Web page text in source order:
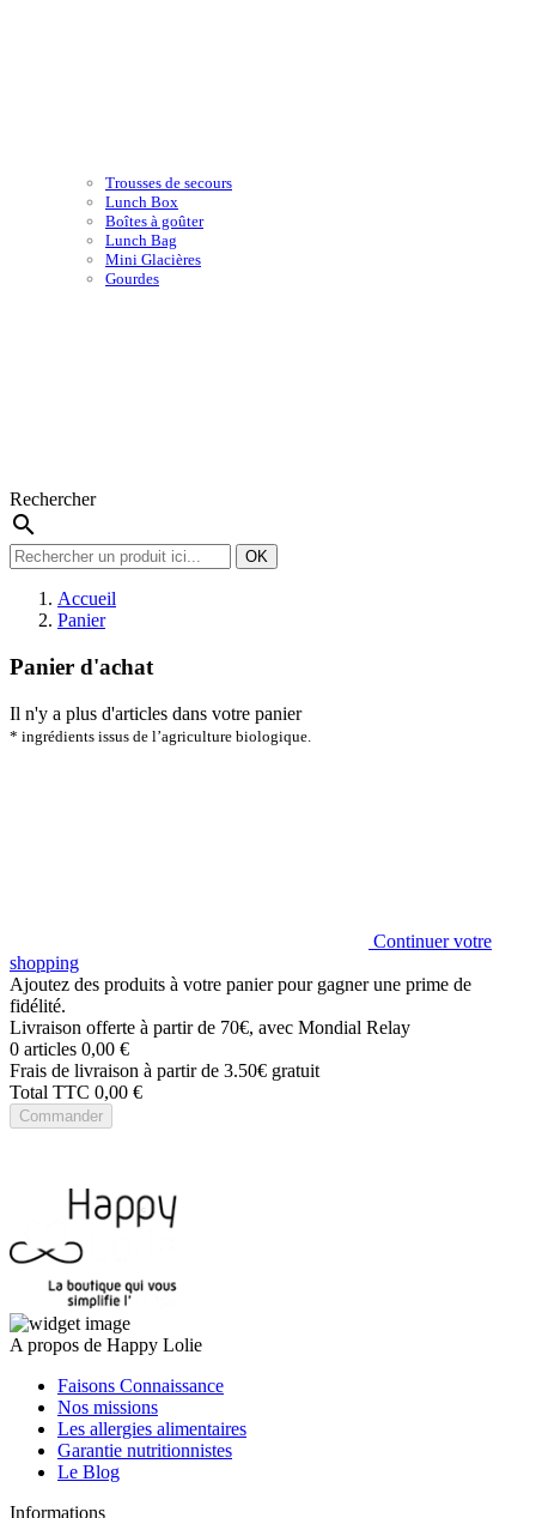
Trousses de secours
Lunch Box
Boîtes à goûter
Lunch Bag
Mini Glacières
Gourdes
Rechercher
search
OK
Accueil
Panier
Panier d'achat
Il n'y a plus d'articles dans votre panier
* ingrédients issus de l’agriculture biologique.
Continuer votre
shopping
Ajoutez des produits à votre panier pour gagner une prime de
fidélité.
Livraison offerte à partir de 70€, avec Mondial Relay
0 articles 0,00 €
Frais de livraison à partir de 3.50€ gratuit
Total TTC 0,00 €
Commander
A propos de Happy Lolie
Faisons Connaissance
Nos missions
Les allergies alimentaires
Garantie nutritionnistes
Le Blog
Informations